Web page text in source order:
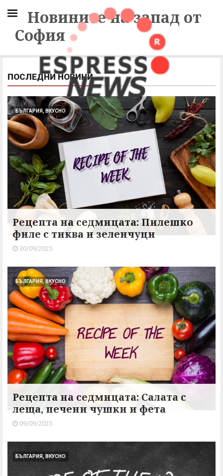
Новините на запад от
София
ПОСЛЕДНИ НОВИНИ
БЪЛГАРИЯ, ВКУСНО
Рецепта на седмицата: Пилешко
филе с тиква и зеленчуци
30/09/2025
БЪЛГАРИЯ, ВКУСНО
Рецепта на седмицата: Салата с
леща, печени чушки и фета
09/09/2025
БЪЛГАРИЯ, ВКУСНО